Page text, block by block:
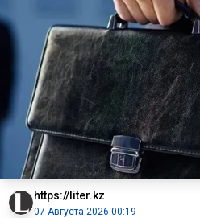
https://liter.kz
07 Августа 2026 00:19